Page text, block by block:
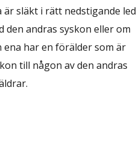
är släkt i rätt nedstigande led
den andras syskon eller om
ena har en förälder som är
till någon av den andras